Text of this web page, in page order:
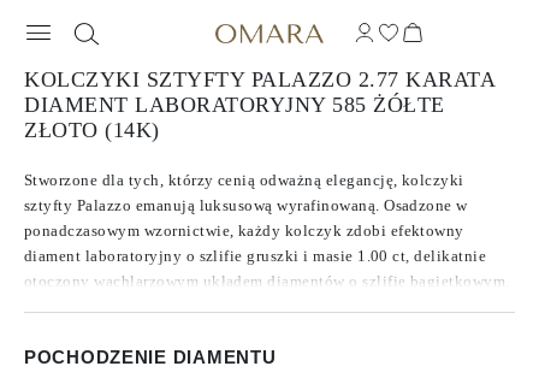
KOLCZYKI SZTYFTY PALAZZO 2.77 KARATA
DIAMENT LABORATORYJNY 585 ŻÓŁTE
ZŁOTO (14K)
Stworzone dla tych, którzy cenią odważną elegancję, kolczyki
sztyfty Palazzo emanują luksusową wyrafinowaną. Osadzone w
ponadczasowym wzornictwie, każdy kolczyk zdobi efektowny
diament laboratoryjny o szlifie gruszki i masie 1.00 ct, delikatnie
otoczony wachlarzowym układem diamentów o szlifie bagietkowym.
fluorescencji pozwala na uzyskanie czystego, promiennego blasku.
POCHODZENIE DIAMENTU